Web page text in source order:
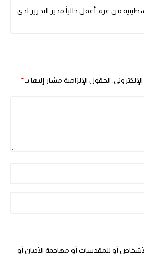
من غزة، أعمل حالياً مدير التحرير لدى
الحقول الإلزامية مشار إليها بـ *
أو للمقدسات أو مهاجمة الأديان أو